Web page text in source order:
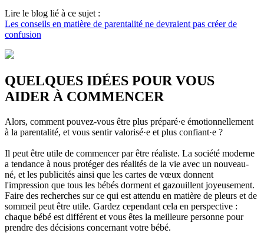
Lire le blog lié à ce sujet :
Les conseils en matière de parentalité ne devraient pas créer de
confusion
QUELQUES IDÉES POUR VOUS
AIDER À COMMENCER
Alors, comment pouvez-vous être plus préparé·e émotionnellement
à la parentalité, et vous sentir valorisé·e et plus confiant·e ?
Il peut être utile de commencer par être réaliste. La société moderne
a tendance à nous protéger des réalités de la vie avec un nouveau-
né, et les publicités ainsi que les cartes de vœux donnent
l'impression que tous les bébés dorment et gazouillent joyeusement.
Faire des recherches sur ce qui est attendu en matière de pleurs et de
sommeil peut être utile. Gardez cependant cela en perspective :
chaque bébé est différent et vous êtes la meilleure personne pour
prendre des décisions concernant votre bébé.